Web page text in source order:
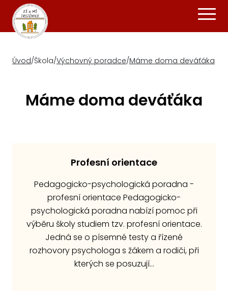
Úvod/Škola/Výchovný poradce/Máme doma deváťáka
Máme doma deváťáka
Profesní orientace
Pedagogicko-psychologická poradna -
profesní orientace Pedagogicko-
psychologická poradna nabízí pomoc při
výběru školy studiem tzv. profesní orientace.
Jedná se o písemné testy a řízené
rozhovory psychologa s žákem a rodiči, při
kterých se posuzují…